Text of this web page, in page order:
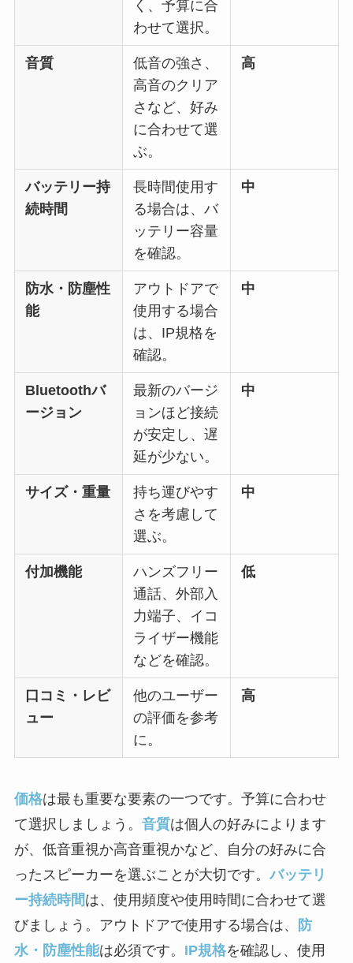
く、予算に合
わせて選択。
音質
低音の強さ、
高音のクリア
さなど、好み
に合わせて選
ぶ。
高
バッテリー持
続時間
長時間使用す
る場合は、バ
ッテリー容量
を確認。
中
防水・防塵性
能
アウトドアで
使用する場合
は、IP規格を
確認。
中
Bluetoothバ
ージョン
最新のバージ
ョンほど接続
が安定し、遅
延が少ない。
中
サイズ・重量
持ち運びやす
さを考慮して
選ぶ。
中
付加機能
ハンズフリー
通話、外部入
力端子、イコ
ライザー機能
などを確認。
低
口コミ・レビ
ュー
他のユーザー
の評価を参考
に。
高
価格は最も重要な要素の一つです。予算に合わせ
て選択しましょう。 音質は個人の好みによります
が、低音重視か高音重視かなど、自分の好みに合
ったスピーカーを選ぶことが大切です。バッテリ
ー持続時間は、使用頻度や使用時間に合わせて選
びましょう。アウトドアで使用する場合は、
防
水・防塵性能は必須です。 IP規格を確認し、使用